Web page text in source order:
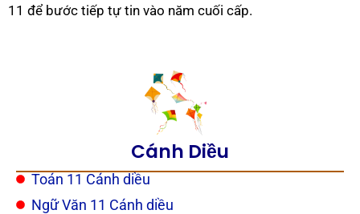
11 để bước tiếp tự tin vào năm cuối cấp.
Cánh Diều
Toán 11 Cánh diều
Ngữ Văn 11 Cánh diều